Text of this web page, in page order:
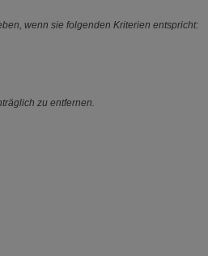
wenn sie folgenden Kriterien entspricht:
zu entfernen.